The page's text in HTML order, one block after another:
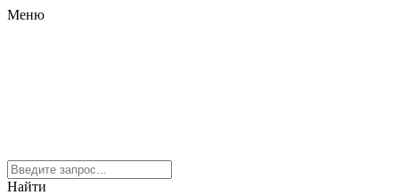
Меню
Найти